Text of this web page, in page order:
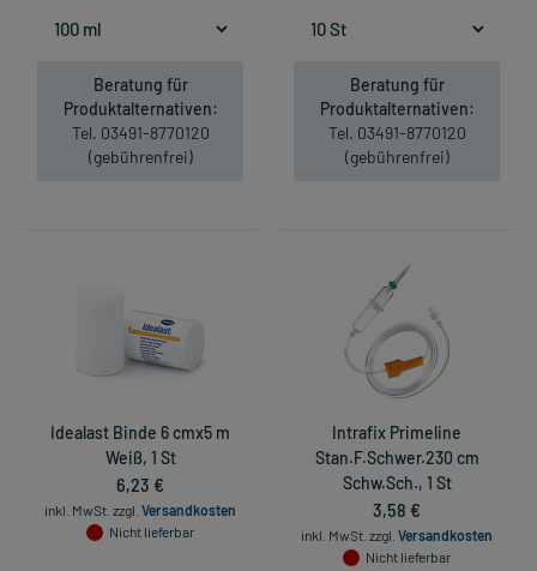
Beratung für
Produktalternativen:
Tel. 03491-8770120
(gebührenfrei)
Beratung für
Produktalternativen:
Tel. 03491-8770120
(gebührenfrei)
Idealast Binde 6 cmx5 m
Weiß, 1 St
6,23 €
inkl. MwSt. zzgl. Versandkosten
Nicht lieferbar
Intrafix Primeline
Stan.F.Schwer.230 cm
Schw.Sch., 1 St
3,58 €
inkl. MwSt. zzgl. Versandkosten
Nicht lieferbar